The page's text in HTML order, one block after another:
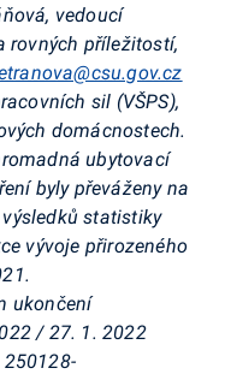
vedoucí
rovných příležitostí,
sil (VŠPS),
domácnostech.
ubytovací
byly převáženy na
statistiky
vývoje přirozeného
ukončení
/ 27. 1. 2022
250128-